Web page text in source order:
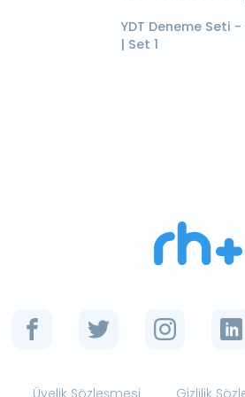
YDT Deneme Seti -
| Set 1
Üyelik Sözleşmesi Gizlilik